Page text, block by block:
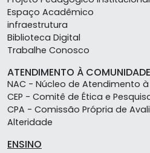
Espaço Acadêmico
infraestrutura
Biblioteca Digital
Trabalhe Conosco
ATENDIMENTO À COMUNIDADE
NAC - Núcleo de Atendimento
CEP - Comitê de Ética e
CPA - Comissão Própria de
Alteridade
ENSINO